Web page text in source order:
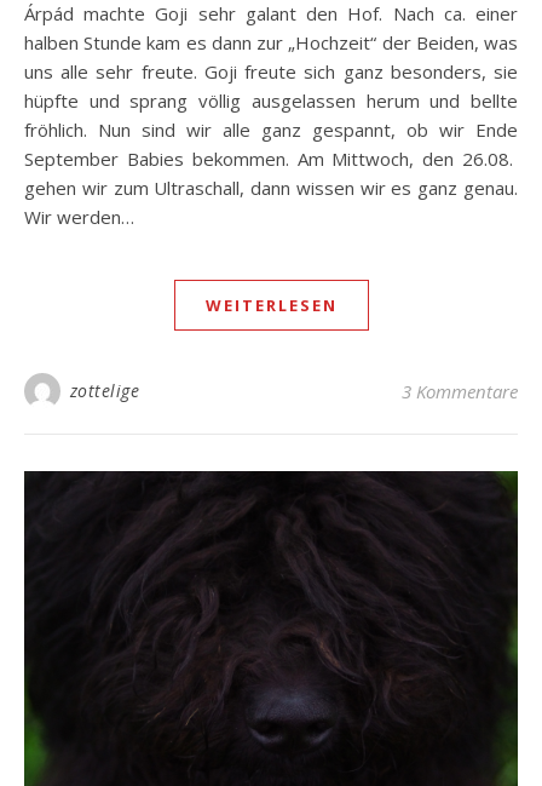
Árpád machte Goji sehr galant den Hof. Nach ca. einer
halben Stunde kam es dann zur „Hochzeit“ der Beiden, was
uns alle sehr freute. Goji freute sich ganz besonders, sie
hüpfte und sprang völlig ausgelassen herum und bellte
fröhlich. Nun sind wir alle ganz gespannt, ob wir Ende
September Babies bekommen. Am Mittwoch, den 26.08.
gehen wir zum Ultraschall, dann wissen wir es ganz genau.
Wir werden…
WEITERLESEN
zottelige 3 Kommentare